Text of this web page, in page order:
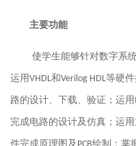
主要功能
使学生能够针对数字系
运用VHDL和Verilog HDL等硬件
路的设计、下载、验证 ； 运用
完成电路的设计及仿真 ； 运用
件完成原理图及 绘制 ； 掌